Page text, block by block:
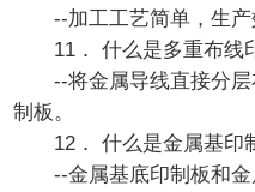
--加工工艺简单，生产
11． 什么是多重布线
--将金属导线直接分层
制板。
12． 什么是金属基印
--金属基底印制板和金